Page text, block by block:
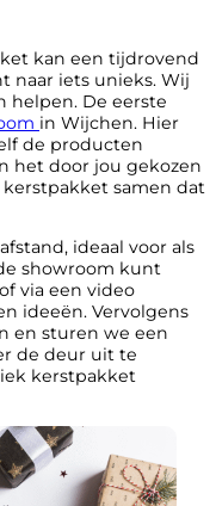
kan een tijdrovend
naar iets unieks. Wij
helpen. De eerste
in Wijchen. Hier
de producten
het door jou gekozen
samen dat
ideaal voor als
showroom kunt
via een video
ideeën. Vervolgens
en sturen we een
de deur uit te
kerstpakket